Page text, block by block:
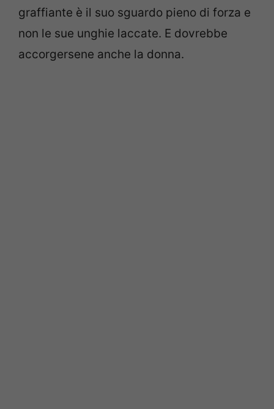
graffiante è il suo sguardo pieno di forza e
non le sue unghie laccate. E dovrebbe
accorgersene anche la donna.